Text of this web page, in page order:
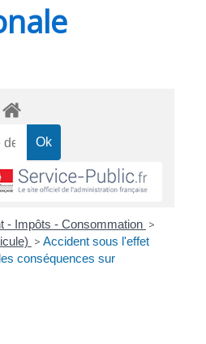
- Impôts - Consommation >
> Accident sous l'effet
conséquences sur